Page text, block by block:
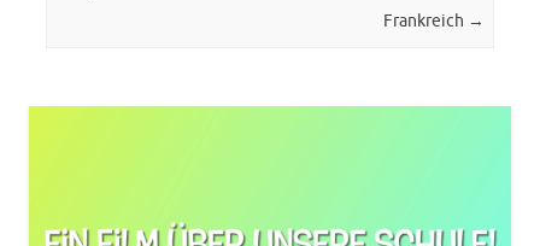
Frankreich →